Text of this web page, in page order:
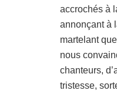
accrochés à
annonçant à
martelant
nous
chanteurs,
tristesse,